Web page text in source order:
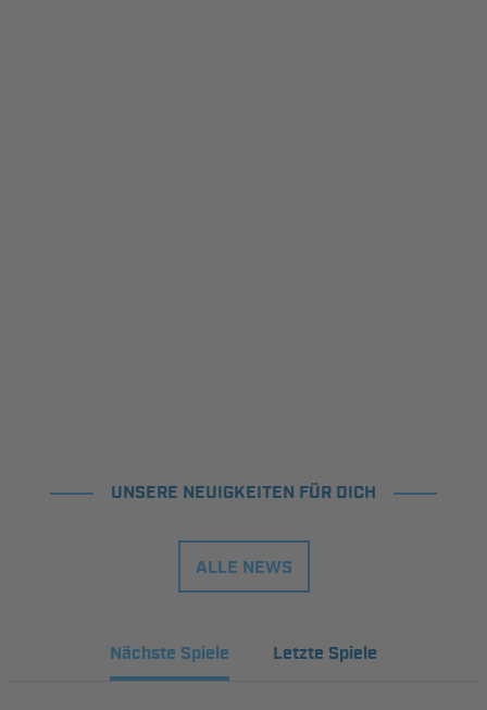
UNSERE NEUIGKEITEN FÜR DICH
ALLE NEWS
Nächste Spiele Letzte Spiele